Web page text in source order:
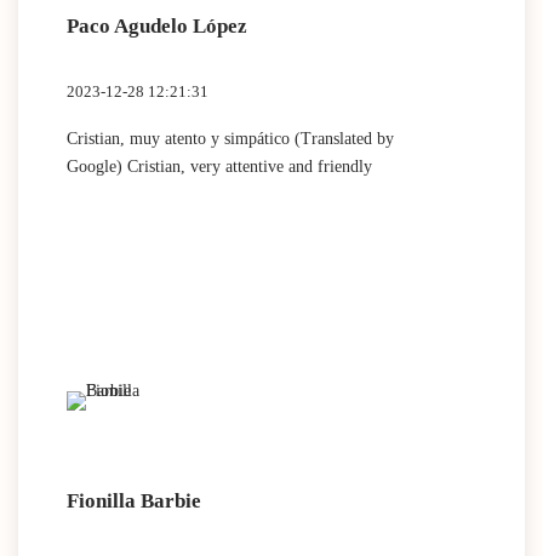
Paco Agudelo López
2023-12-28 12:21:31
Cristian, muy atento y simpático (Translated by
Google) Cristian, very attentive and friendly
Fionilla Barbie